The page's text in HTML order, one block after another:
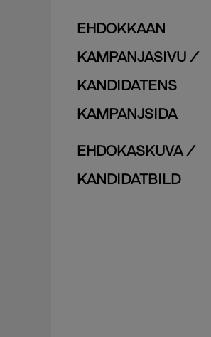
EHDOKKAAN
KAMPANJASIVU /
KANDIDATENS
KAMPANJSIDA
EHDOKASKUVA /
KANDIDATBILD